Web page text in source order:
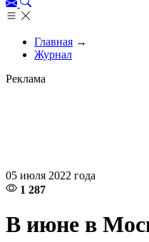
Главная →
Журнал
Реклама
05 июля 2022 года
1 287
В июне в